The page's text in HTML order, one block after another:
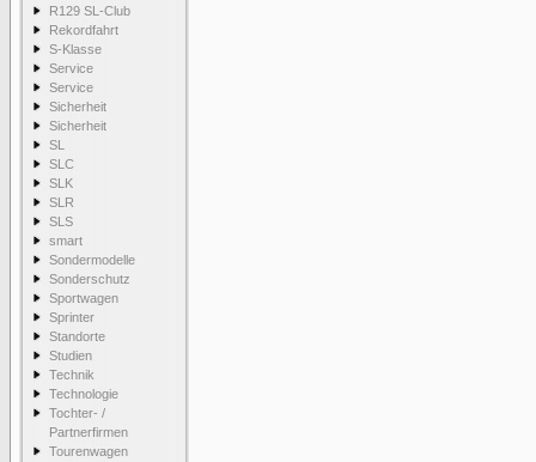
R129 SL-Club
Rekordfahrt
S-Klasse
Service
Service
Sicherheit
Sicherheit
SL
SLC
SLK
SLR
SLS
smart
Sondermodelle
Sonderschutz
Sportwagen
Sprinter
Standorte
Studien
Technik
Technologie
Tochter- /
Partnerfirmen
Tourenwagen